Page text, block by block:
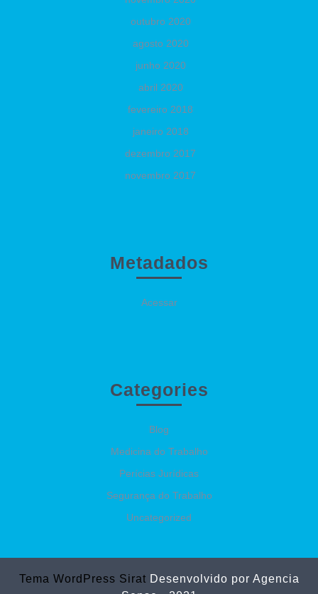
outubro 2020
agosto 2020
junho 2020
abril 2020
fevereiro 2018
janeiro 2018
dezembro 2017
novembro 2017
Metadados
Acessar
Categories
Blog
Medicina do Trabalho
Perícias Jurídicas
Segurança do Trabalho
Uncategorized
Tema WordPress Sirat Desenvolvido por Agencia